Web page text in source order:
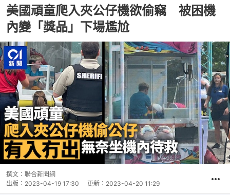
美國頑童爬入夾公仔機欲偷竊 被困機
內變「獎品」下場尷尬
撰文： 聯合新聞網
出版： 2023-04-19 17:30 更新： 2023-04-20 11:29